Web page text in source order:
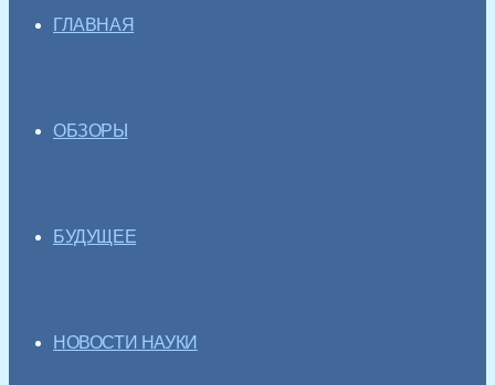
ГЛАВНАЯ
ОБЗОРЫ
БУДУЩЕЕ
НОВОСТИ НАУКИ